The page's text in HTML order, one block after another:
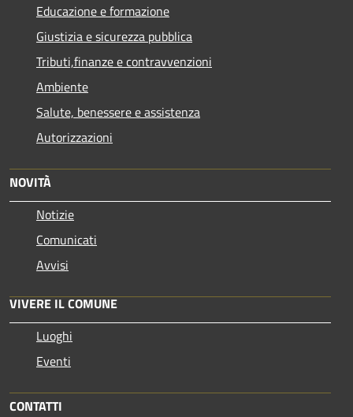
Educazione e formazione
Giustizia e sicurezza pubblica
Tributi,finanze e contravvenzioni
Ambiente
Salute, benessere e assistenza
Autorizzazioni
NOVITÀ
Notizie
Comunicati
Avvisi
VIVERE IL COMUNE
Luoghi
Eventi
CONTATTI